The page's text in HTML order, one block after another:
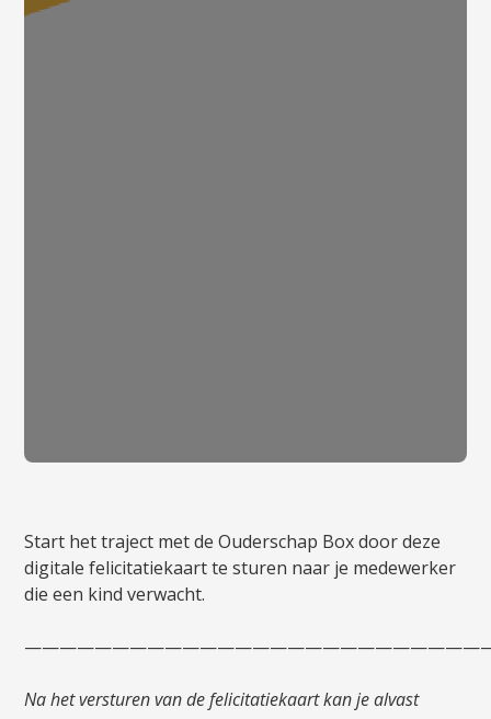
Start het traject met de Ouderschap Box door deze
digitale felicitatiekaart te sturen naar je medewerker
die een kind verwacht.
Na het versturen van de felicitatiekaart kan je alvast